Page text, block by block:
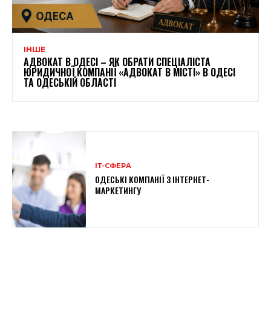
ІНШЕ
АДВОКАТ В ОДЕСІ – ЯК ОБРАТИ СПЕЦІАЛІСТА
ЮРИДИЧНОЇ КОМПАНІЇ «АДВОКАТ В МІСТІ» В ОДЕСІ
ТА ОДЕСЬКІЙ ОБЛАСТІ
ІТ-СФЕРА
ОДЕСЬКІ КОМПАНІЇ З ІНТЕРНЕТ-
МАРКЕТИНГУ